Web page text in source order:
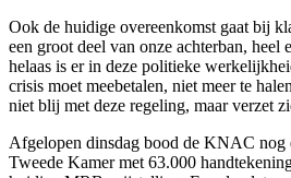
Ook de huidige overeenkomst gaat bij
een groot deel van onze achterban, heel
helaas is er in deze politieke
crisis moet meebetalen, niet meer te
niet blij met deze regeling, maar verzet
Afgelopen dinsdag bood de KNAC nog
Tweede Kamer met 63.000